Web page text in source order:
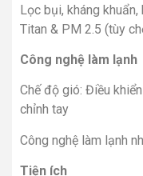
Lọc bụi, kháng
Titan & PM 2.5 (tùy
Công nghệ làm lạnh
Chế độ gió: Điều
chỉnh tay
Công nghệ làm lạnh
Tiện ích